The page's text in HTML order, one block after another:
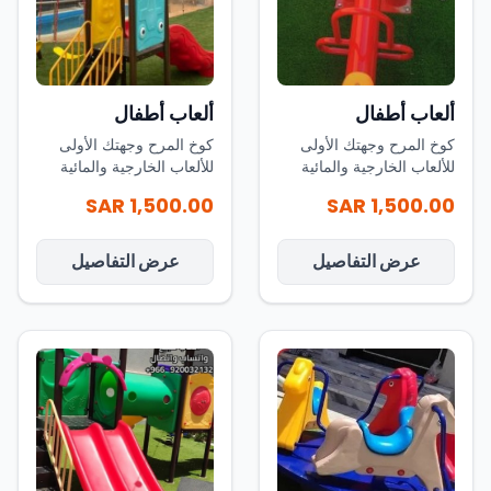
ألعاب أطفال
كوخ المرح وجهتك الأولى
للألعاب الخارجية والمائية
1,500.00 SAR
عرض التفاصيل
ألعاب أطفال
كوخ المرح وجهتك الأولى
للألعاب الخارجية والمائية
1,500.00 SAR
عرض التفاصيل